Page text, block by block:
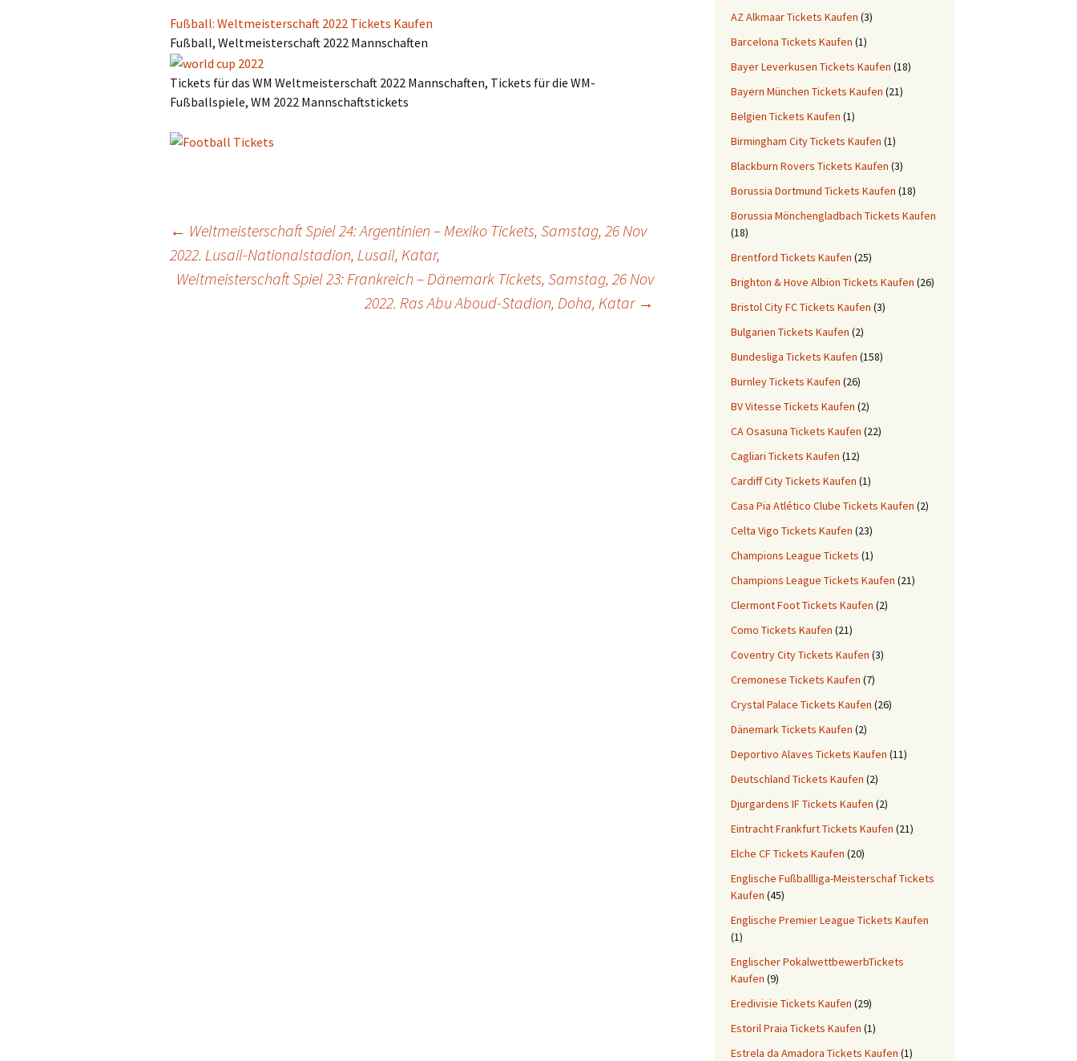
Fußball: Weltmeisterschaft 2022 Tickets Kaufen
Fußball, Weltmeisterschaft 2022 Mannschaften
Tickets für das WM Weltmeisterschaft 2022 Mannschaften, Tickets für die WM-
Fußballspiele, WM 2022 Mannschaftstickets
navigation
← Weltmeisterschaft Spiel 24: Argentinien – Mexiko Tickets, Samstag, 26 Nov
2022. Lusail-Nationalstadion, Lusail, Katar,
Weltmeisterschaft Spiel 23: Frankreich – Dänemark Tickets, Samstag, 26 Nov
2022. Ras Abu Aboud-Stadion, Doha, Katar →
AZ Alkmaar Tickets Kaufen (3)
Barcelona Tickets Kaufen (1)
Bayer Leverkusen Tickets Kaufen (18)
Bayern München Tickets Kaufen (21)
Belgien Tickets Kaufen (1)
Birmingham City Tickets Kaufen (1)
Blackburn Rovers Tickets Kaufen (3)
Borussia Dortmund Tickets Kaufen (18)
Borussia Mönchengladbach Tickets Kaufen
(18)
Brentford Tickets Kaufen (25)
Brighton & Hove Albion Tickets Kaufen (26)
Bristol City FC Tickets Kaufen (3)
Bulgarien Tickets Kaufen (2)
Bundesliga Tickets Kaufen (158)
Burnley Tickets Kaufen (26)
BV Vitesse Tickets Kaufen (2)
CA Osasuna Tickets Kaufen (22)
Cagliari Tickets Kaufen (12)
Cardiff City Tickets Kaufen (1)
Casa Pia Atlético Clube Tickets Kaufen (2)
Celta Vigo Tickets Kaufen (23)
Champions League Tickets (1)
Champions League Tickets Kaufen (21)
Clermont Foot Tickets Kaufen (2)
Como Tickets Kaufen (21)
Coventry City Tickets Kaufen (3)
Cremonese Tickets Kaufen (7)
Crystal Palace Tickets Kaufen (26)
Dänemark Tickets Kaufen (2)
Deportivo Alaves Tickets Kaufen (11)
Deutschland Tickets Kaufen (2)
Djurgardens IF Tickets Kaufen (2)
Eintracht Frankfurt Tickets Kaufen (21)
Elche CF Tickets Kaufen (20)
Englische Fußballliga-Meisterschaf Tickets
Kaufen (45)
Englische Premier League Tickets Kaufen
(1)
Englischer PokalwettbewerbTickets
Kaufen (9)
Eredivisie Tickets Kaufen (29)
Estoril Praia Tickets Kaufen (1)
Estrela da Amadora Tickets Kaufen (1)